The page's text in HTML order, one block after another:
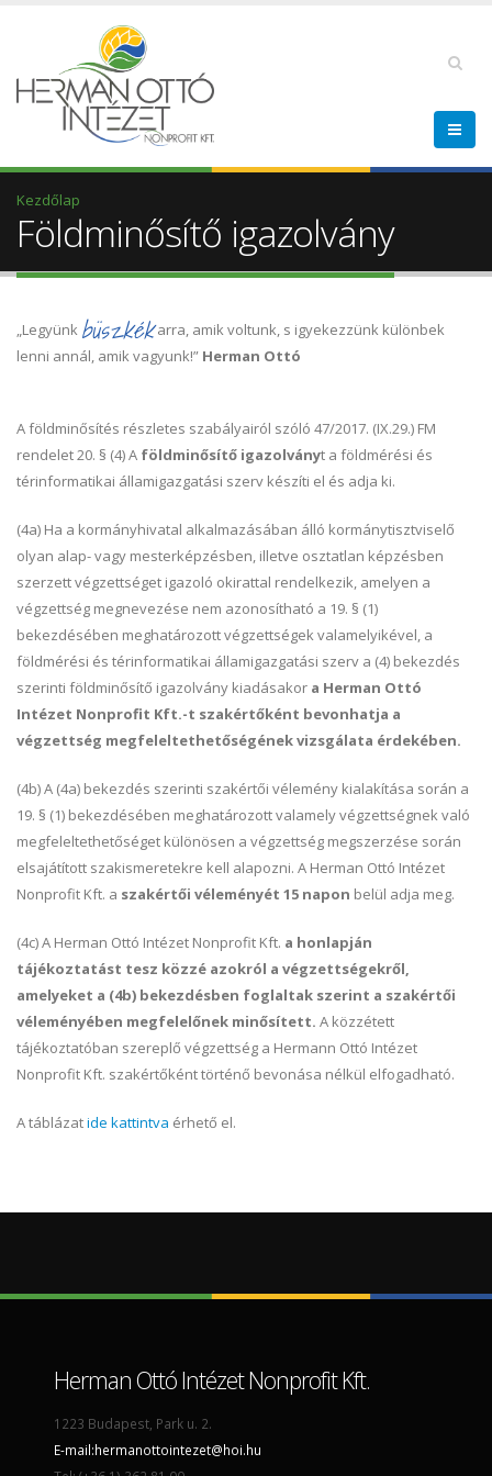
Kezdőlap
Földminősítő igazolvány
„Legyünk büszkékarra, amik voltunk, s igyekezzünk különbek
lenni annál, amik vagyunk!” Herman Ottó
A földminősítés részletes szabályairól szóló 47/2017. (IX.29.) FM
rendelet 20. § (4) A földminősítő igazolványt a földmérési és
térinformatikai államigazgatási szerv készíti el és adja ki.
(4a) Ha a kormányhivatal alkalmazásában álló kormánytisztviselő
olyan alap- vagy mesterképzésben, illetve osztatlan képzésben
szerzett végzettséget igazoló okirattal rendelkezik, amelyen a
végzettség megnevezése nem azonosítható a 19. § (1)
bekezdésében meghatározott végzettségek valamelyikével, a
földmérési és térinformatikai államigazgatási szerv a (4) bekezdés
szerinti földminősítő igazolvány kiadásakor a Herman Ottó
Intézet Nonprofit Kft.-t szakértőként bevonhatja a
végzettség megfeleltethetőségének vizsgálata érdekében.
(4b) A (4a) bekezdés szerinti szakértői vélemény kialakítása során a
19. § (1) bekezdésében meghatározott valamely végzettségnek való
megfeleltethetőséget különösen a végzettség megszerzése során
elsajátított szakismeretekre kell alapozni. A Herman Ottó Intézet
Nonprofit Kft. a szakértői véleményét 15 napon belül adja meg.
(4c) A Herman Ottó Intézet Nonprofit Kft. a honlapján
tájékoztatást tesz közzé azokról a végzettségekről,
amelyeket a (4b) bekezdésben foglaltak szerint a szakértői
véleményében megfelelőnek minősített. A közzétett
tájékoztatóban szereplő végzettség a Hermann Ottó Intézet
Nonprofit Kft. szakértőként történő bevonása nélkül elfogadható.
A táblázatide kattintva érhető el.
Herman Ottó Intézet Nonprofit Kft.
1223 Budapest, Park u. 2.
E-mail:hermanottointezet@hoi.hu